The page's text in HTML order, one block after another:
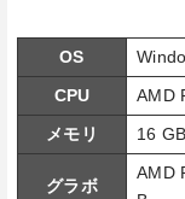
OS
CPU
AMD
メモリ
16
グラボ
AMD